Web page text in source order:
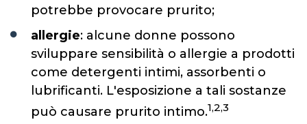
potrebbe provocare prurito;
allergie: alcune donne possono
sviluppare sensibilità o allergie a prodotti
come detergenti intimi, assorbenti o
lubrificanti. L'esposizione a tali sostanze
può causare prurito intimo.1,2,3